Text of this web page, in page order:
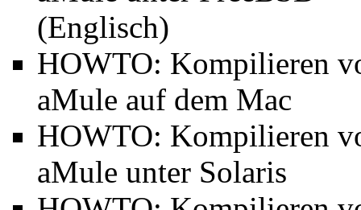
(Englisch)
HOWTO: Kompilieren
aMule auf dem Mac
HOWTO: Kompilieren
aMule unter Solaris